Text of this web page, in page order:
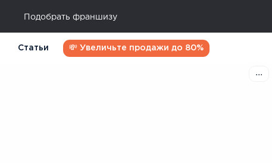
Подобрать франшизу
Статьи 💸 Увеличьте продажи до 80%